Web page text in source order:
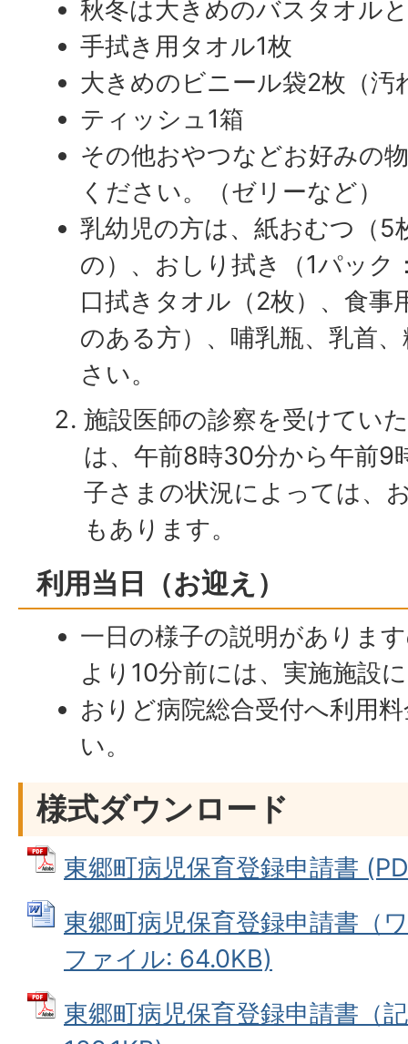
秋冬は大きめのバスタオル
手拭き用タオル1枚
大きめのビニール袋2枚（汚
ティッシュ1箱
その他おやつなどお好みの
ください。（ゼリーなど）
乳幼児の方は、紙おむつ（5
の）、おしり拭き（1パック
口拭きタオル（2枚）、食事
のある方）、哺乳瓶、乳首
さい。
施設医師の診察を受けてい
は、午前8時30分から午前9
子さまの状況によっては、
もあります。
利用当日（お迎え）
一日の様子の説明がありま
より10分前には、実施施設
おりど病院総合受付へ利用
い。
様式ダウンロード
東郷町病児保育登録申請書
東郷町病児保育登録申請書（
ファイル: 64.0KB)
東郷町病児保育登録申請書（